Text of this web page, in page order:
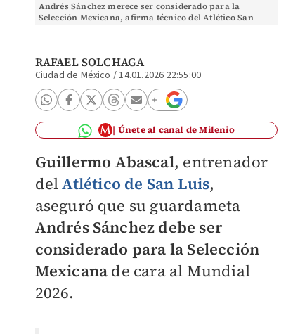
Andrés Sánchez merece ser considerado para la
Selección Mexicana, afirma técnico del Atlético San
RAFAEL SOLCHAGA
Ciudad de México /14.01.2026 22:55:00
Únete al canal de Milenio
Guillermo Abascal, entrenador
delAtlético de San Luis,
aseguró que su guardameta
Andrés Sánchez debe ser
considerado para la Selección
Mexicana de cara al Mundial
2026.